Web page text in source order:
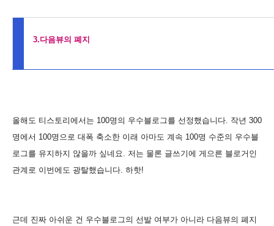
3.다음뷰의 폐지
올해도 티스토리에서는 100명의 우수블로그를 선정했습니다. 작년 300
명에서 100명으로 대폭 축소한 이래 아마도 계속 100명 수준의 우수블
로그를 유지하지 않을까 싶네요. 저는 물론 글쓰기에 게으른 블로거인
관계로 이번에도 광탈했습니다. 하핫!
근데 진짜 아쉬운 건 우수블로그의 선발 여부가 아니라 다음뷰의 폐지